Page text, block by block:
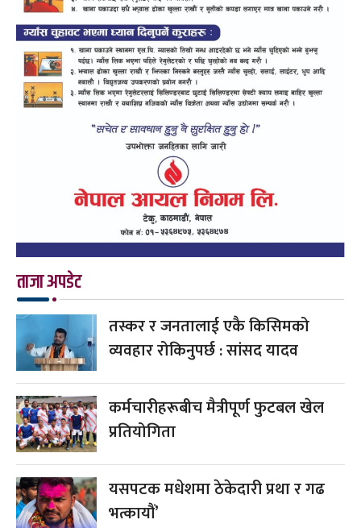
ताजा अपडेट
तस्कर र जनतालाई एकै किसिमको
व्यवहार रोकिनुपर्छ : सांसद यादव
कर्मचारीहरूबीच मैत्रीपूर्ण फुटबल खेल
प्रतियोगिता
यसपटक मधेशमा ठेकेदारी प्रथा र गढ
भत्कायौं’